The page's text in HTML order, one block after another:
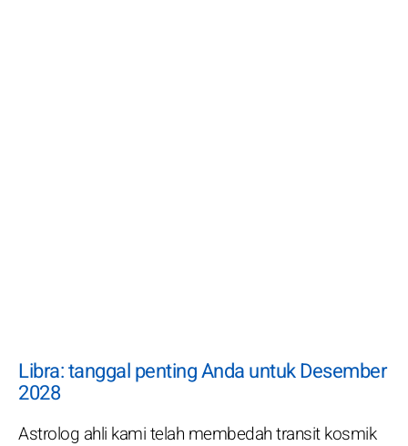
Libra: tanggal penting Anda untuk Desember
2028
Astrolog ahli kami telah membedah transit kosmik